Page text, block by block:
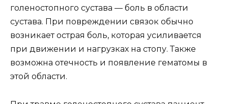
голеностопного сустава — боль в области
сустава. При повреждении связок обычно
возникает острая боль, которая усиливается
при движении и нагрузках на стопу. Также
возможна отечность и появление гематомы в
этой области.